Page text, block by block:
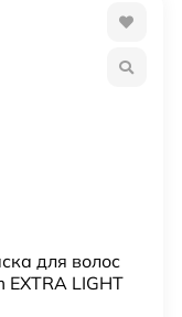
для волос
LIGHT